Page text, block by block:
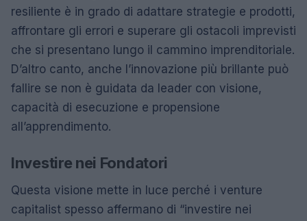
resiliente è in grado di adattare strategie e prodotti,
affrontare gli errori e superare gli ostacoli imprevisti
che si presentano lungo il cammino imprenditoriale.
D’altro canto, anche l’innovazione più brillante può
fallire se non è guidata da leader con visione,
capacità di esecuzione e propensione
all’apprendimento.
Investire nei Fondatori
Questa visione mette in luce perché i venture
capitalist spesso affermano di “investire nei